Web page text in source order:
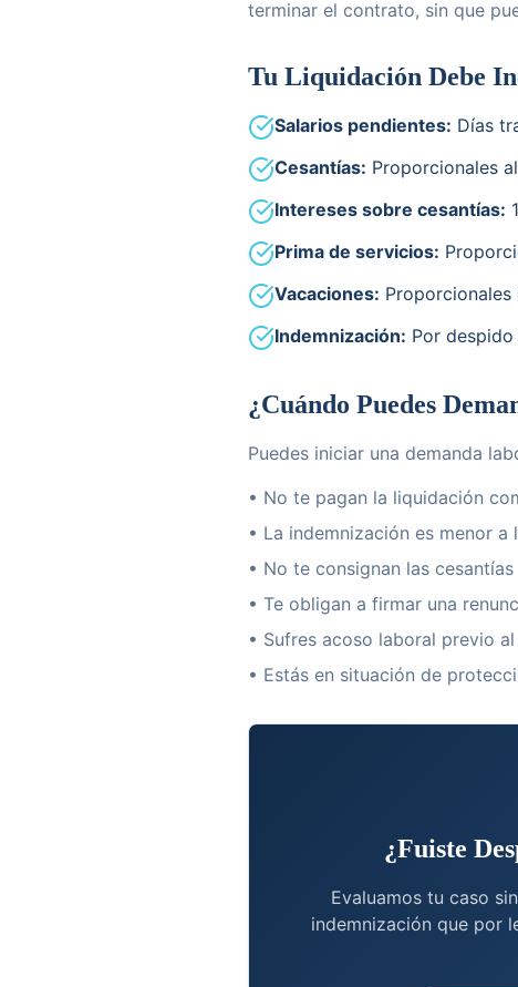
terminar el contrato, sin que
Tu Liquidación Debe
Salarios pendientes: Días
Cesantías: Proporcionales
Intereses sobre cesantías:
Prima de servicios:
Vacaciones:
Indemnización: Por
¿Cuándo Puedes
Puedes iniciar una demanda
• No te pagan la liquidación
• La indemnización es menor a
• No te consignan las cesantías
• Te obligan a firmar una
• Sufres acoso laboral previo
• Estás en situación de
¿Fuiste
Evaluamos tu caso
indemnización que por